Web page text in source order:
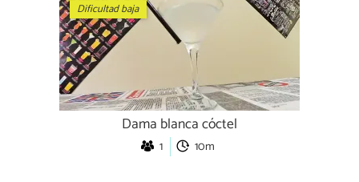
Dificultad baja
Dama blanca cóctel
1 10m